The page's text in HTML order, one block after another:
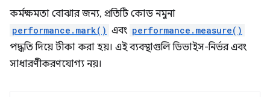
কর্মক্ষমতা বোঝার জন্য, প্রতিটি কোড নমুনা
performance.mark() এবং performance.measure()
পদ্ধতি দিয়ে টীকা করা হয়। এই ব্যবস্থাগুলি ডিভাইস-নির্ভর এবং
সাধারণীকরণযোগ্য নয়।